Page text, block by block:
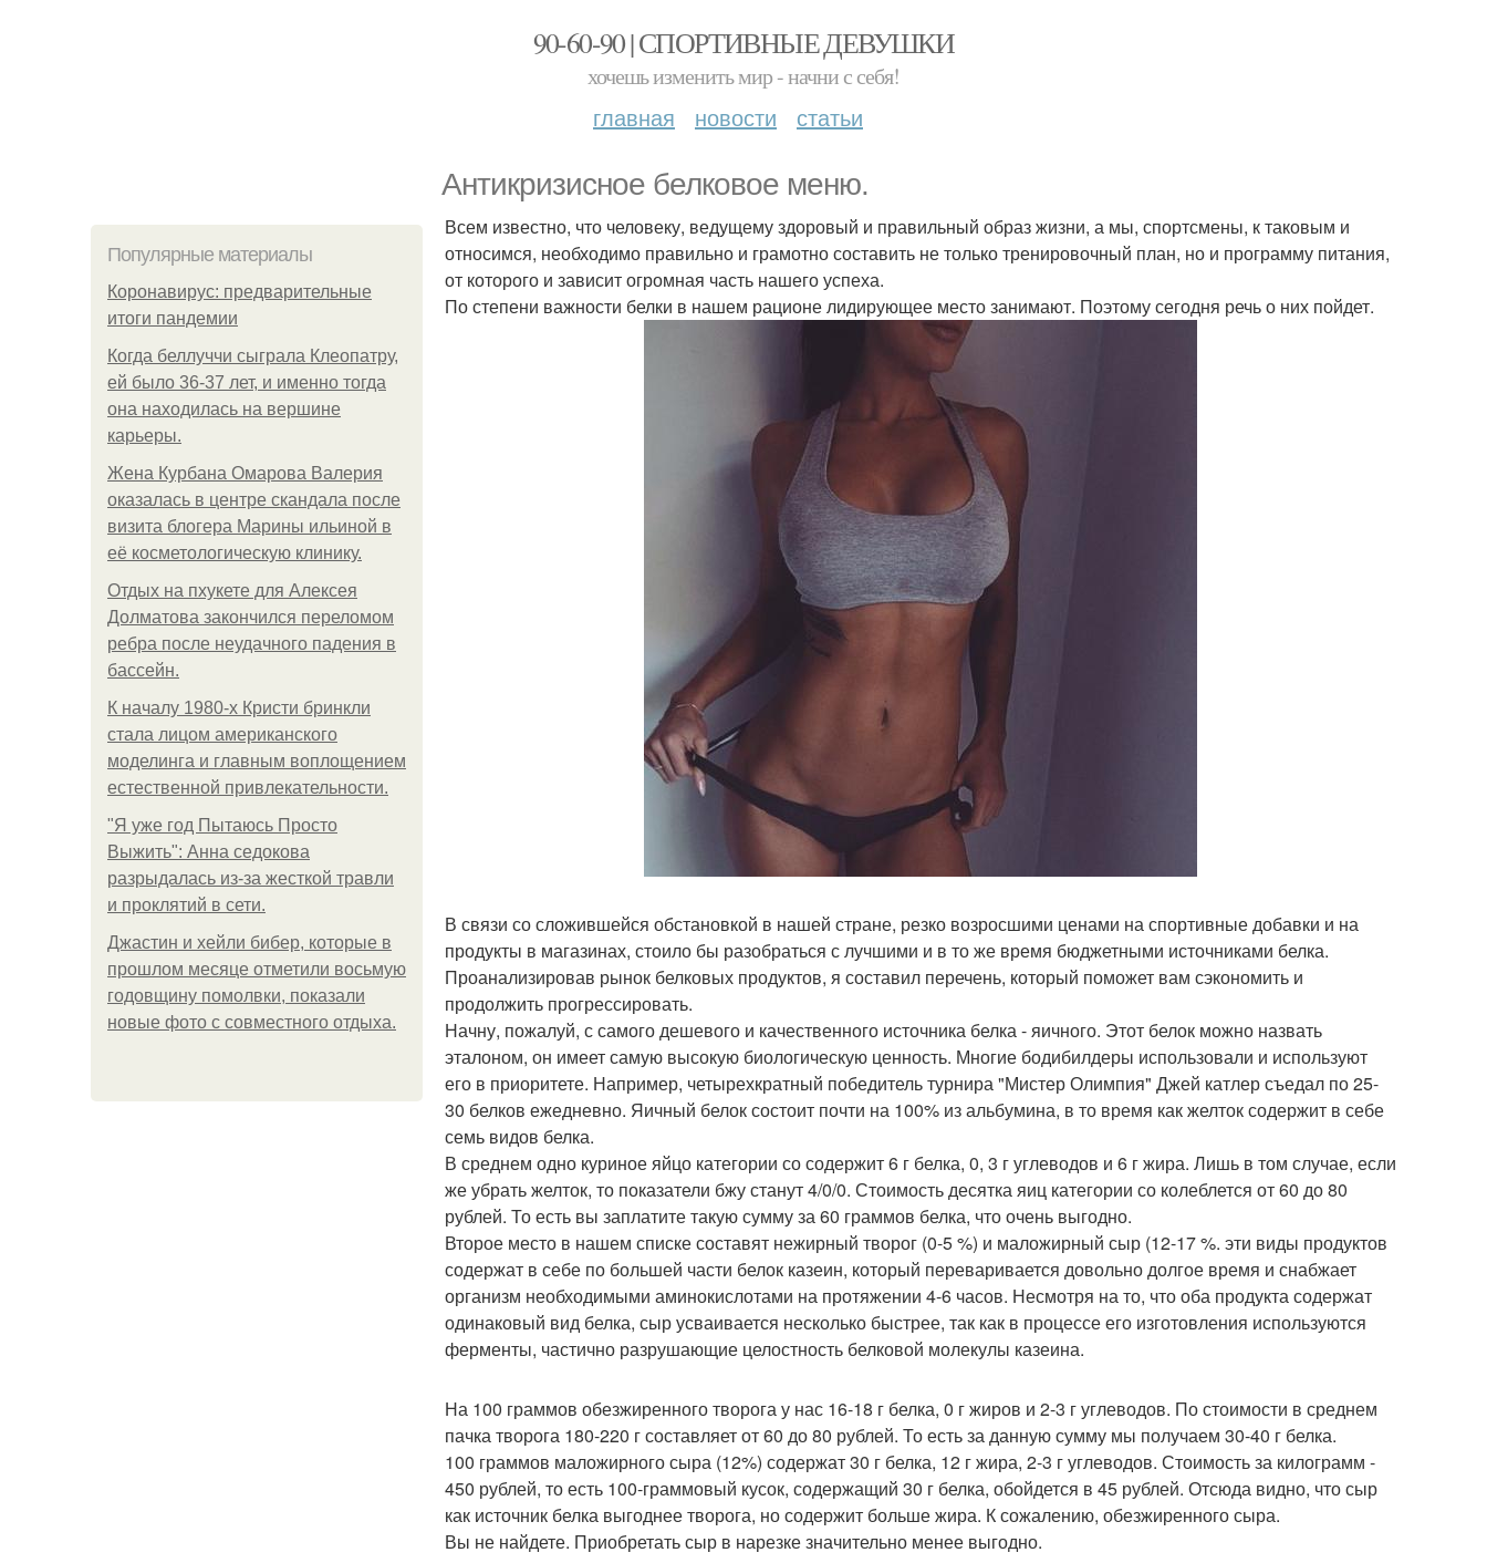
90-60-90 | СПОРТИВНЫЕ ДЕВУШКИ
хочешь изменить мир - начни с себя!
главная новости статьи
Антикризисное белковое меню.
Популярные материалы
Коронавирус: предварительные
итоги пандемии
Когда беллуччи сыграла Клеопатру,
ей было 36-37 лет, и именно тогда
она находилась на вершине
карьеры.
Жена Курбана Омарова Валерия
оказалась в центре скандала после
визита блогера Марины ильиной в
её косметологическую клинику.
Отдых на пхукете для Алексея
Долматова закончился переломом
ребра после неудачного падения в
бассейн.
К началу 1980-х Кристи бринкли
стала лицом американского
моделинга и главным воплощением
естественной привлекательности.
"Я уже год Пытаюсь Просто
Выжить": Анна седокова
разрыдалась из-за жесткой травли
и проклятий в сети.
Джастин и хейли бибер, которые в
прошлом месяце отметили восьмую
годовщину помолвки, показали
новые фото с совместного отдыха.
Всем известно, что человеку, ведущему здоровый и правильный образ жизни, а мы, спортсмены, к таковым и
относимся, необходимо правильно и грамотно составить не только тренировочный план, но и программу питания,
от которого и зависит огромная часть нашего успеха.
По степени важности белки в нашем рационе лидирующее место занимают. Поэтому сегодня речь о них пойдет.
В связи со сложившейся обстановкой в нашей стране, резко возросшими ценами на спортивные добавки и на
продукты в магазинах, стоило бы разобраться с лучшими и в то же время бюджетными источниками белка.
Проанализировав рынок белковых продуктов, я составил перечень, который поможет вам сэкономить и
продолжить прогрессировать.
Начну, пожалуй, с самого дешевого и качественного источника белка - яичного. Этот белок можно назвать
эталоном, он имеет самую высокую биологическую ценность. Многие бодибилдеры использовали и используют
его в приоритете. Например, четырехкратный победитель турнира "Мистер Олимпия" Джей катлер съедал по 25-
30 белков ежедневно. Яичный белок состоит почти на 100% из альбумина, в то время как желток содержит в себе
семь видов белка.
В среднем одно куриное яйцо категории со содержит 6 г белка, 0, 3 г углеводов и 6 г жира. Лишь в том случае, если
же убрать желток, то показатели бжу станут 4/0/0. Стоимость десятка яиц категории со колеблется от 60 до 80
рублей. То есть вы заплатите такую сумму за 60 граммов белка, что очень выгодно.
Второе место в нашем списке составят нежирный творог (0-5 %) и маложирный сыр (12-17 %. эти виды продуктов
содержат в себе по большей части белок казеин, который переваривается довольно долгое время и снабжает
организм необходимыми аминокислотами на протяжении 4-6 часов. Несмотря на то, что оба продукта содержат
одинаковый вид белка, сыр усваивается несколько быстрее, так как в процессе его изготовления используются
ферменты, частично разрушающие целостность белковой молекулы казеина.
На 100 граммов обезжиренного творога у нас 16-18 г белка, 0 г жиров и 2-3 г углеводов. По стоимости в среднем
пачка творога 180-220 г составляет от 60 до 80 рублей. То есть за данную сумму мы получаем 30-40 г белка.
100 граммов маложирного сыра (12%) содержат 30 г белка, 12 г жира, 2-3 г углеводов. Стоимость за килограмм -
450 рублей, то есть 100-граммовый кусок, содержащий 30 г белка, обойдется в 45 рублей. Отсюда видно, что сыр
как источник белка выгоднее творога, но содержит больше жира. К сожалению, обезжиренного сыра.
Вы не найдете. Приобретать сыр в нарезке значительно менее выгодно.